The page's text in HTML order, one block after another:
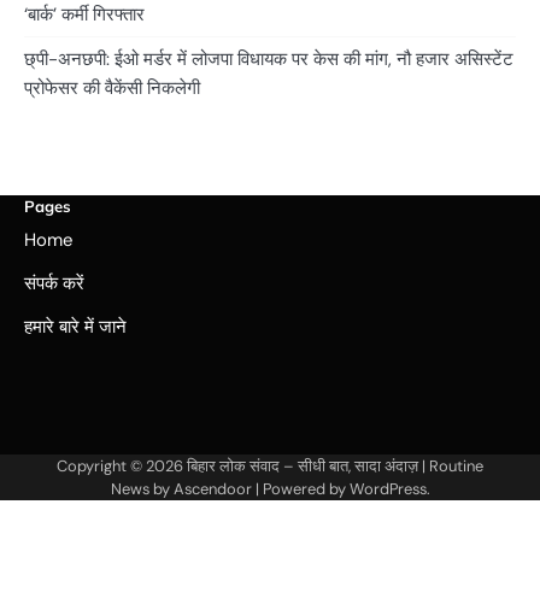
‘बार्क’ कर्मी गिरफ्तार
छ्पी-अनछपी: ईओ मर्डर में लोजपा विधायक पर केस की मांग, नौ हजार असिस्टेंट
प्रोफेसर की वैकेंसी निकलेगी
Pages
Home
संपर्क करें
हमारे बारे में जाने
Copyright © 2026बिहार लोक संवाद – सीधी बात, सादा अंदाज़| Routine
News byAscendoor| Powered byWordPress.